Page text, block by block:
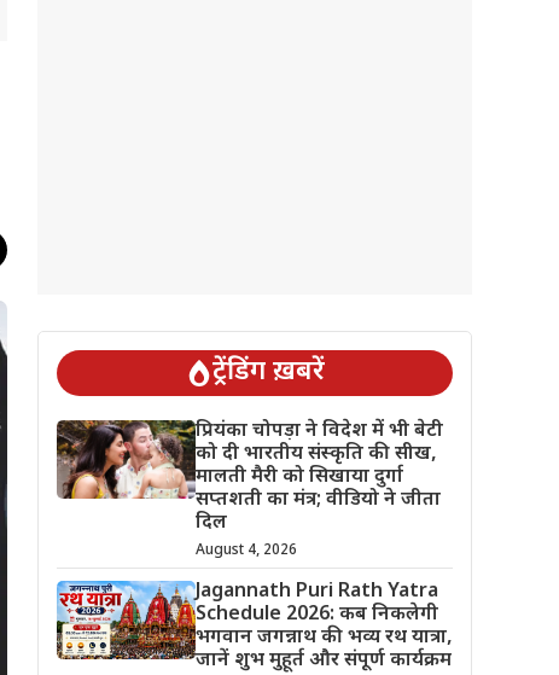
ट्रेंडिंग ख़बरें
प्रियंका चोपड़ा ने विदेश में भी बेटी
को दी भारतीय संस्कृति की सीख,
मालती मैरी को सिखाया दुर्गा
सप्तशती का मंत्र; वीडियो ने जीता
दिल
August 4, 2026
Jagannath Puri Rath Yatra
Schedule 2026: कब निकलेगी
भगवान जगन्नाथ की भव्य रथ यात्रा,
जानें शुभ मुहूर्त और संपूर्ण कार्यक्रम